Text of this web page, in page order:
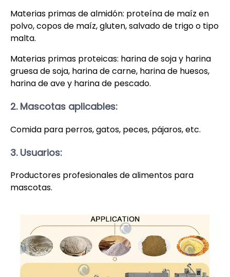
Materias primas de almidón: proteína de maíz en
polvo, copos de maíz, gluten, salvado de trigo o tipo
malta.
Materias primas proteicas: harina de soja y harina
gruesa de soja, harina de carne, harina de huesos,
harina de ave y harina de pescado.
2. Mascotas aplicables:
Comida para perros, gatos, peces, pájaros, etc.
3. Usuarios:
Productores profesionales de alimentos para
mascotas.